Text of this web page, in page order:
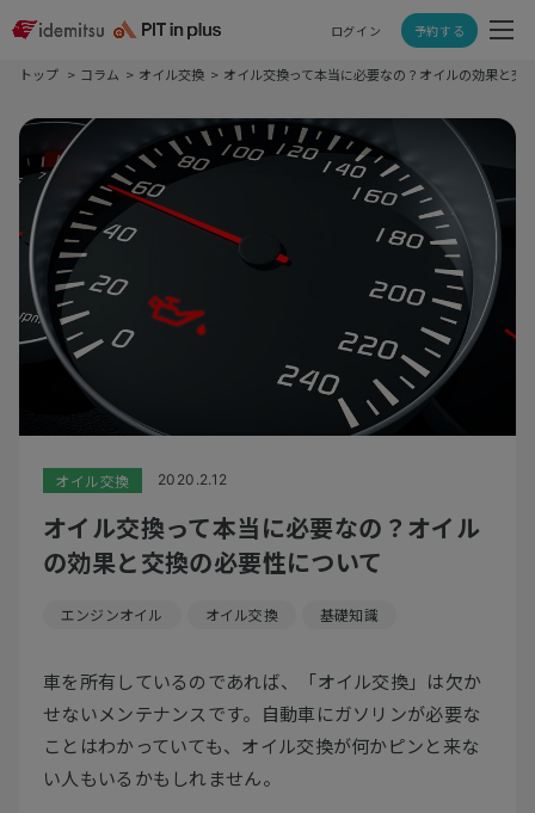
ログイン 予約する
トップ コラム オイル交換 オイル交換って本当に必要なの？オイルの効果と交
オイル交換 2020.2.12
オイル交換って本当に必要なの？オイル
の効果と交換の必要性について
エンジンオイル オイル交換 基礎知識
車を所有しているのであれば、「オイル交換」は欠か
せないメンテナンスです。自動車にガソリンが必要な
ことはわかっていても、オイル交換が何かピンと来な
い人もいるかもしれません。